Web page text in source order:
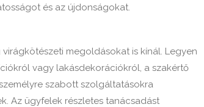
és az újdonságokat.
megoldásokat is kínál. Legyen
vagy lakásdekorációkról, a szakértő
szabott szolgáltatásokra
Az ügyfelek részletes tanácsadást